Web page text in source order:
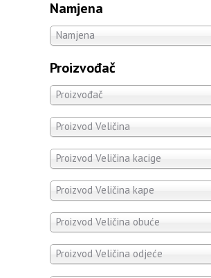
Namjena
Namjena
Proizvođač
Proizvođač
Proizvod Veličina
Proizvod Veličina kacige
Proizvod Veličina kape
Proizvod Veličina obuće
Proizvod Veličina odjeće